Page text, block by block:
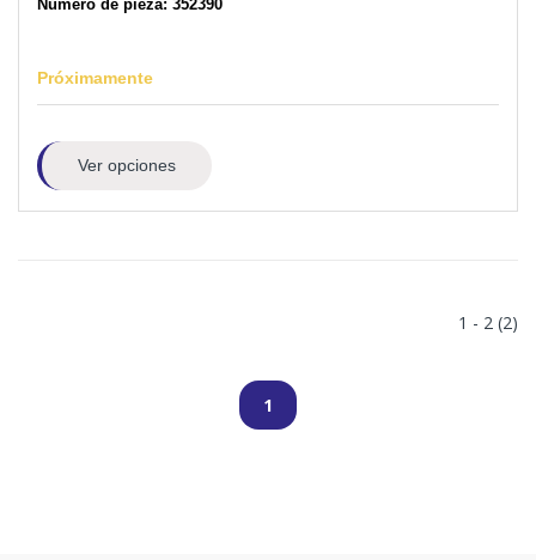
Número de pieza: 352390
Próximamente
Ver opciones
1 - 2 (2)
1